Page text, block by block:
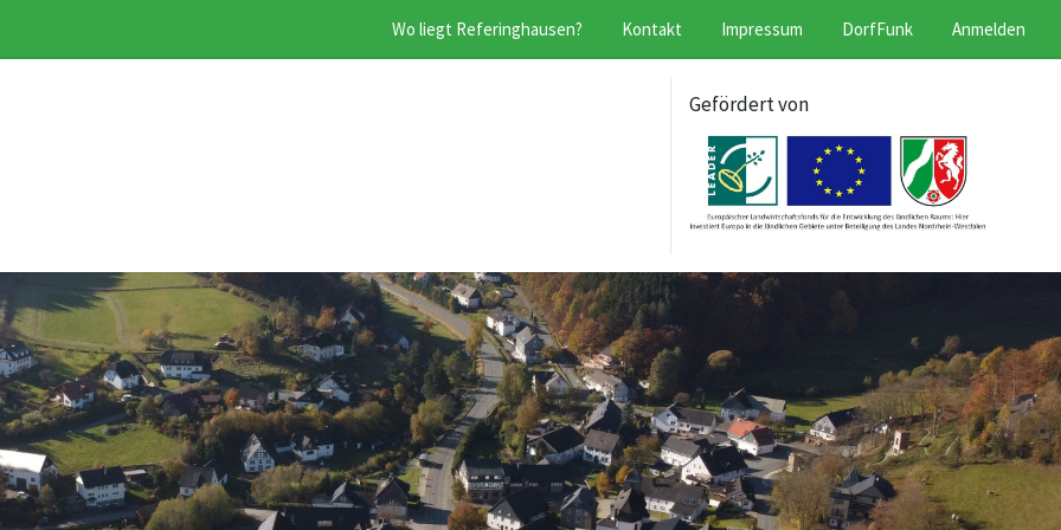
Wo liegt Referinghausen? Kontakt Impressum DorfFunk Anmelden
Gefördert von